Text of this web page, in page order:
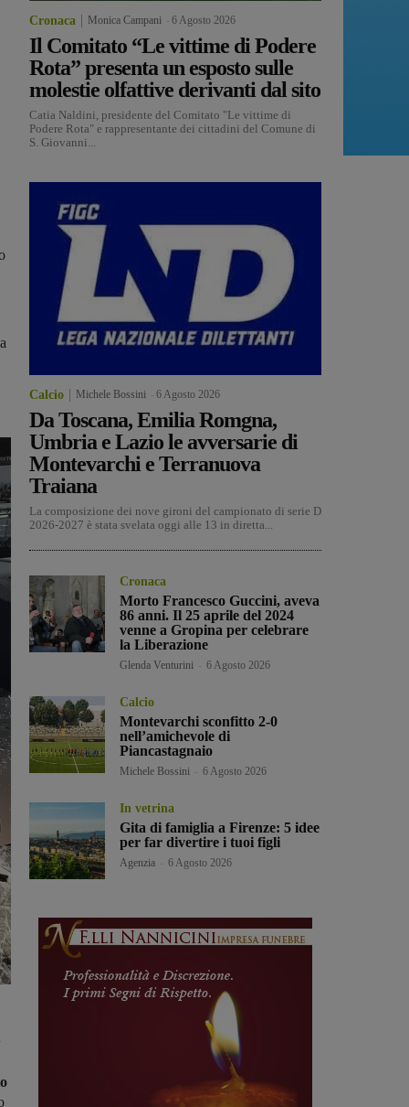
Cronaca Monica Campani 6 Agosto 2026
Il Comitato “Le vittime di Podere
Rota” presenta un esposto sulle
molestie olfattive derivanti dal sito
Catia Naldini, presidente del Comitato "Le vittime di
Podere Rota" e rappresentante dei cittadini del Comune di
S. Giovanni...
Calcio Michele Bossini 6 Agosto 2026
Da Toscana, Emilia Romgna,
Umbria e Lazio le avversarie di
Montevarchi e Terranuova
Traiana
La composizione dei nove gironi del campionato di serie D
2026-2027 è stata svelata oggi alle 13 in diretta...
Cronaca
Morto Francesco Guccini, aveva
86 anni. Il 25 aprile del 2024
venne a Gropina per celebrare
la Liberazione
Glenda Venturini 6 Agosto 2026
Calcio
Montevarchi sconfitto 2-0
nell’amichevole di
Piancastagnaio
Michele Bossini 6 Agosto 2026
In vetrina
Gita di famiglia a Firenze: 5 idee
per far divertire i tuoi figli
Agenzia 6 Agosto 2026